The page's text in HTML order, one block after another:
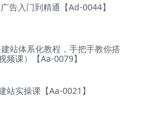
告入门到精通【Ad-0044】
站体系化教程，手把手教你搭
频课）【Aa-0079】
站实操课【Aa-0021】